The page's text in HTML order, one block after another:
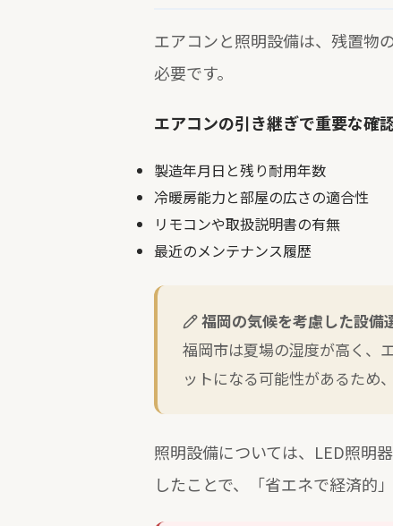
エアコンと照明設備は、残置物
必要です。
エアコンの引き継ぎで重要な確
製造年月日と残り耐用年数
冷暖房能力と部屋の広さの適合性
リモコンや取扱説明書の有無
最近のメンテナンス履歴
福岡の気候を考慮した設備
福岡市は夏場の湿度が高く、
ットになる可能性があるため
照明設備については、LED照明
したことで、「省エネで経済的